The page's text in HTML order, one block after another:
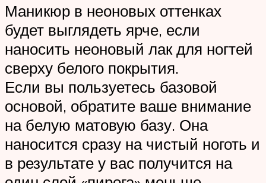
Маникюр в неоновых оттенках
будет выглядеть ярче, если
наносить неоновый лак для ногтей
сверху белого покрытия.
Если вы пользуетесь базовой
основой, обратите ваше внимание
на белую матовую базу. Она
наносится сразу на чистый ноготь и
в результате у вас получится на